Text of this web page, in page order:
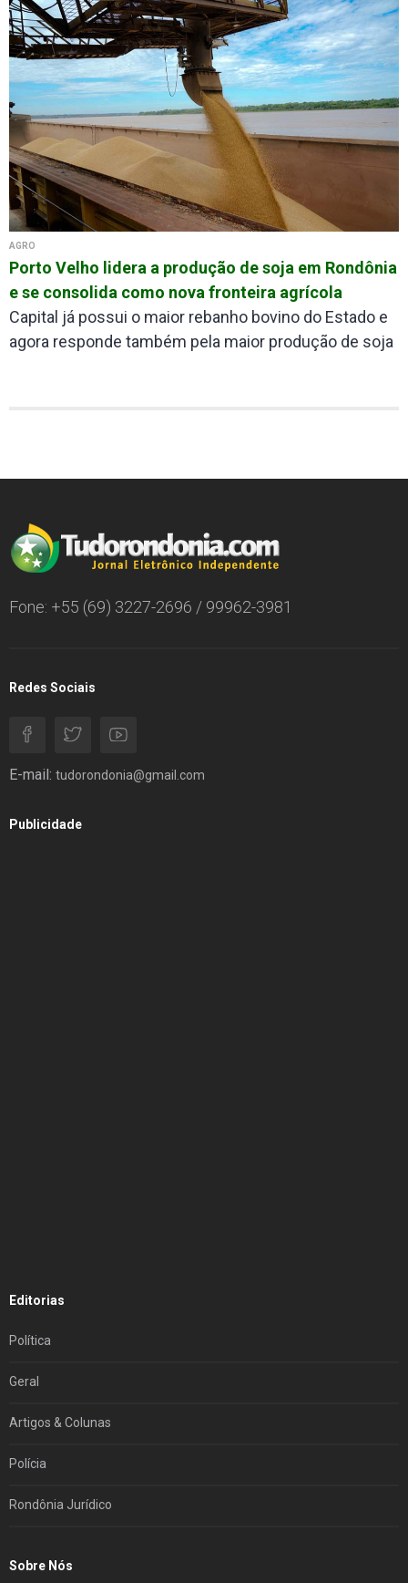
AGRO
Porto Velho lidera a produção de soja em Rondônia
e se consolida como nova fronteira agrícola
Capital já possui o maior rebanho bovino do Estado e
agora responde também pela maior produção de soja
Fone: +55 (69) 3227-2696 / 99962-3981
Redes Sociais
E-mail: tudorondonia@gmail.com
Publicidade
Editorias
Política
Geral
Artigos & Colunas
Polícia
Rondônia Jurídico
Sobre Nós